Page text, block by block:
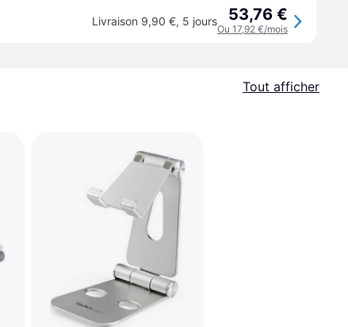
Livraison 9,90 €, 5 jours 53,76 €
Ou 17,92 €/mois
Tout afficher